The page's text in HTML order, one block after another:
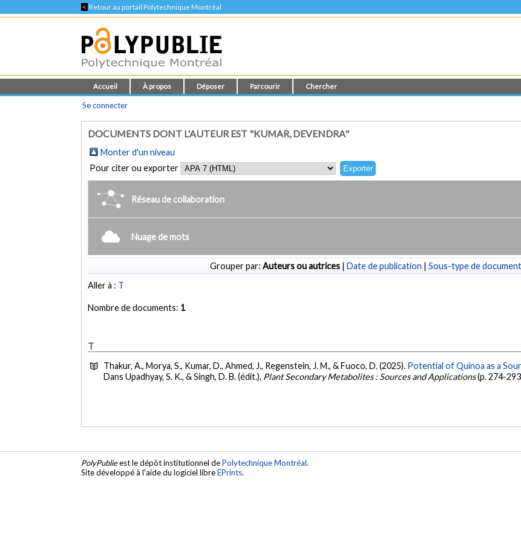
< Retour au portail Polytechnique Montréal
Accueil À propos Déposer Parcourir Chercher
Se connecter
DOCUMENTS DONT L'AUTEUR EST "KUMAR, DEVENDRA"
Monter d'un niveau
Pour citer ou exporter
Réseau de collaboration
Nuage de mots
Grouper par: Auteurs ou autrices | Date de publication | Sous-type de document
Aller à : T
Nombre de documents: 1
T
Thakur, A., Morya, S., Kumar, D., Ahmed, J., Regenstein, J. M., & Fuoco, D. (2025). Potential of Quinoa as a
Dans Upadhyay, S. K., & Singh, D. B. (édit.), Plant Secondary Metabolites : Sources and Applications(p. 274-
PolyPublieest le dépôt institutionnel dePolytechnique Montréal.
Site développé à l'aide du logiciel libreEPrints.